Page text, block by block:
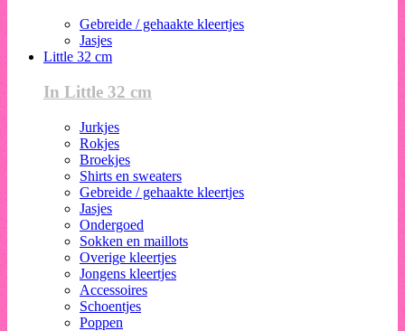
Gebreide / gehaakte kleertjes
Jasjes
Little 32 cm
In Little 32 cm
Jurkjes
Rokjes
Broekjes
Shirts en sweaters
Gebreide / gehaakte kleertjes
Jasjes
Ondergoed
Sokken en maillots
Overige kleertjes
Jongens kleertjes
Accessoires
Schoentjes
Poppen